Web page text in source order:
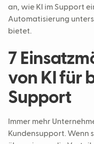
an, wie KI im Support
Automatisierung
bietet.
7
von KI für
Support
Immer mehr
Kundensupport. Wenn